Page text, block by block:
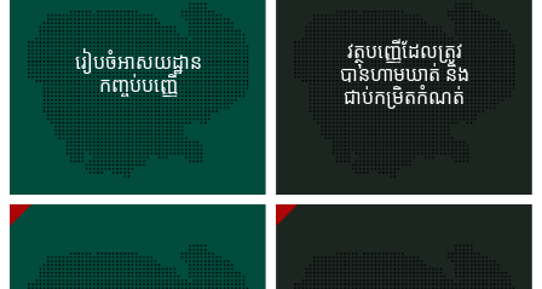
រៀបចំអាសយដ្ឋាន
កញ្ចប់បញ្ញើ
វត្ថុបញ្ញើដែលត្រូវ
បានហាមឃាត់ និង
ជាប់កម្រិតកំណត់